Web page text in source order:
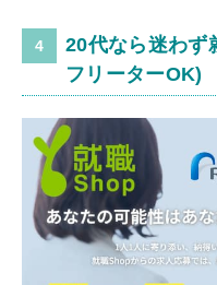
20代なら迷わず
フリーターOK)